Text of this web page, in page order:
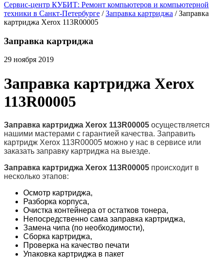
Сервис-центр КУБИТ: Ремонт компьютеров и компьютерной
техники в Санкт-Петербурге / Заправка картриджа / Заправка
картриджа Xerox 113R00005
Заправка картриджа
29 ноября 2019
Заправка картриджа Xerox
113R00005
Заправка картриджа Xerox 113R00005 осуществляется
нашими мастерами с гарантией качества. Заправить
картридж Xerox 113R00005 можно у нас в сервисе или
заказать заправку картриджа на выезде.
Заправка картриджа Xerox 113R00005 происходит в
несколько этапов:
Осмотр картриджа,
Разборка корпуса,
Очистка контейнера от остатков тонера,
Непосредственно сама заправка картриджа,
Замена чипа (по необходимости),
Сборка картриджа,
Проверка на качество печати
Упаковка картриджа в пакет